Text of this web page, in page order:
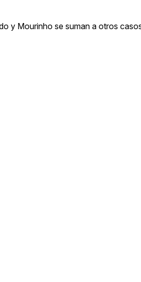
y Mourinho se suman a otros